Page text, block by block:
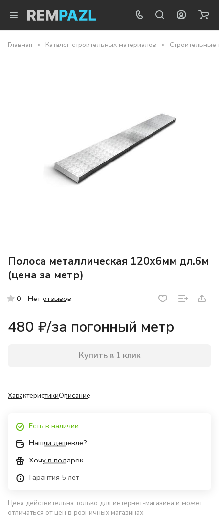
Главная Каталог строительных материалов Строительные
Полоса металлическая 120х6мм дл.6м
(цена за метр)
0 Нет отзывов
480 ₽/за погонный метр
Купить в 1 клик
ХарактеристикиОписание
Есть в наличии
Нашли дешевле?
Хочу в подарок
Гарантия 5 лет
Цена действительна только для интернет-магазина и может
отличаться от цен в розничных магазинах